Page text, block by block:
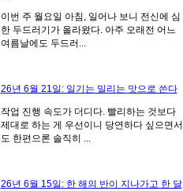
이번 주 월요일 아침, 일어나 보니 전신에 심
한 두드러기가 올라왔다. 아주 오래전 어느
여름날에도 두드러...
26년 6월 21일: 일기는 밀리는 맛으로 쓴다
작업 진행 속도가 더디다. 빨리하는 것보다
제대로 하는 게 우선이니 당연하다 싶으면서
도 한편으론 솔직히 ...
26년 6월 15일: 한 해의 반이 지나가고 한 달